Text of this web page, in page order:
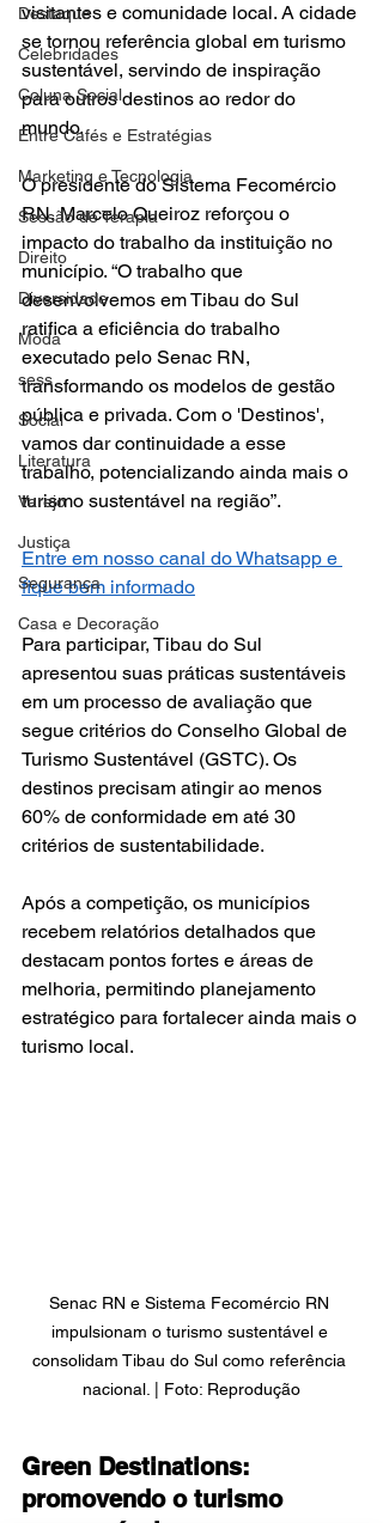
Destaque
Celebridades
Coluna Social
Entre Cafés e Estratégias
Marketing e Tecnologia
Sessão de Terapia
Direito
Diversidade
Moda
sess
Social
Literatura
Varejo
Justiça
Segurança
Casa e Decoração
visitantes e comunidade local. A cidade
se tornou referência global em turismo
sustentável, servindo de inspiração
para outros destinos ao redor do
mundo.
O presidente do Sistema Fecomércio
RN, Marcelo Queiroz reforçou o
impacto do trabalho da instituição no
município. “O trabalho que
desenvolvemos em Tibau do Sul
ratifica a eficiência do trabalho
executado pelo Senac RN,
transformando os modelos de gestão
pública e privada. Com o 'Destinos',
vamos dar continuidade a esse
trabalho, potencializando ainda mais o
turismo sustentável na região”.
Entre em nosso canal do Whatsapp e
fique bem informado
Para participar, Tibau do Sul
apresentou suas práticas sustentáveis
em um processo de avaliação que
segue critérios do Conselho Global de
Turismo Sustentável (GSTC). Os
destinos precisam atingir ao menos
60% de conformidade em até 30
critérios de sustentabilidade.
Após a competição, os municípios
recebem relatórios detalhados que
destacam pontos fortes e áreas de
melhoria, permitindo planejamento
estratégico para fortalecer ainda mais o
turismo local.
Senac RN e Sistema Fecomércio RN
impulsionam o turismo sustentável e
consolidam Tibau do Sul como referência
nacional. | Foto: Reprodução
Green Destinations:
promovendo o turismo